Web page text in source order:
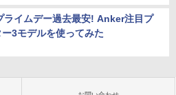
ライムデー過去最安! Anker注目プ
ー3モデルを使ってみた